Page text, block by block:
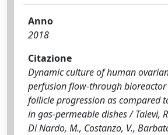
Anno
2018
Citazione
Dynamic culture of human
perfusion flow-through bioreactor
follicle progression as compared
in gas-permeable dishes / Talevi,
Di Nardo, M., Costanzo, V.,